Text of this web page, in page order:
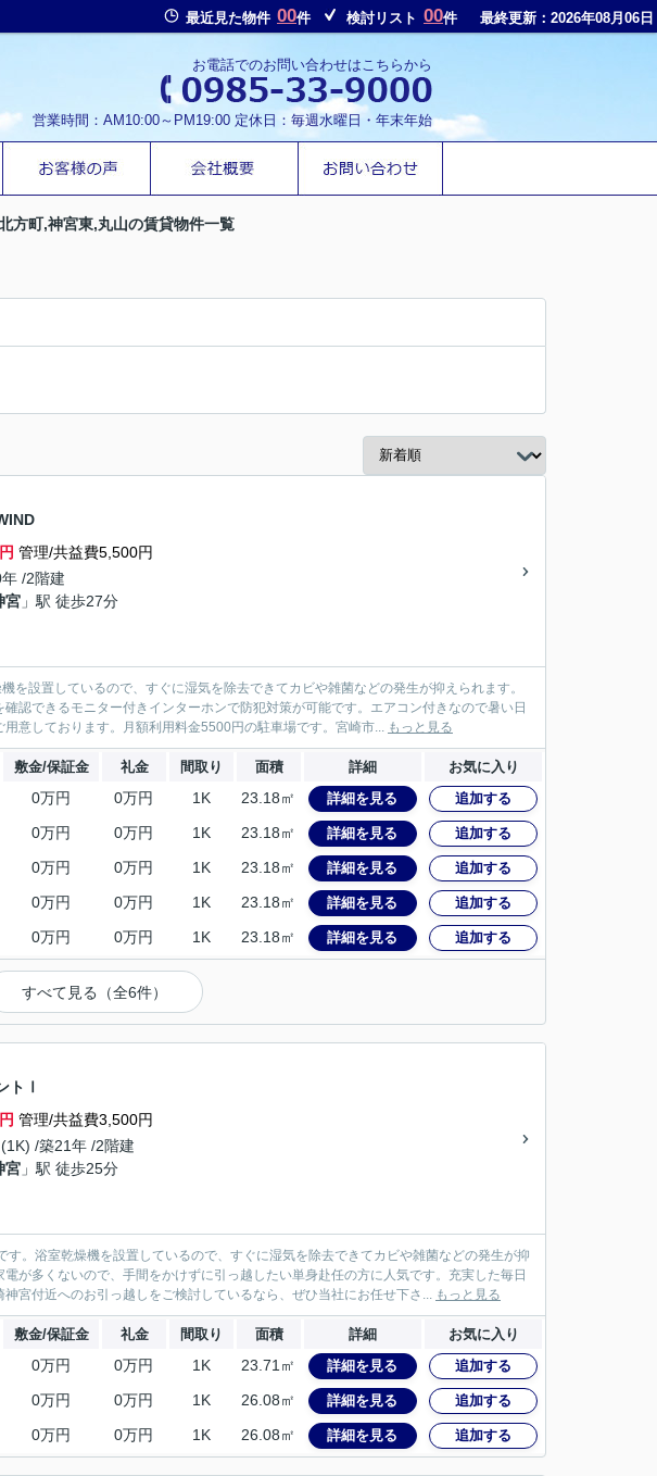
最近見た物件 00件 検討リスト 00件 最終更新：2026年08月06日
お電話でのお問い合わせはこちらから
営業時間：AM10:00～PM19:00 定休日：毎週水曜日・年末年始
方町,神宮東,丸山の賃貸物件一覧
管理/共益費5,500円
/2階建
宮 」駅 徒歩27分
を設置しているので、すぐに湿気を除去できてカビや雑菌などの発生が抑えられます。
認できるモニター付きインターホンで防犯対策が可能です。エアコン付きなので暑い日
意しております。月額利用料金5500円の駐車場です。宮崎市... もっと見る
敷金/保証金 礼金 間取り 面積 詳細 お気に入り
0万円 0万円 1K 23.18㎡ 詳細を見る 追加する
0万円 0万円 1K 23.18㎡ 詳細を見る 追加する
0万円 0万円 1K 23.18㎡ 詳細を見る 追加する
0万円 0万円 1K 23.18㎡ 詳細を見る 追加する
0万円 0万円 1K 23.18㎡ 詳細を見る 追加する
すべて見る（全6件）
トⅠ
管理/共益費3,500円
/築21年 /2階建
宮 」駅 徒歩25分
。浴室乾燥機を設置しているので、すぐに湿気を除去できてカビや雑菌などの発生が抑
が多くないので、手間をかけずに引っ越したい単身赴任の方に人気です。充実した毎日
宮付近へのお引っ越しをご検討しているなら、ぜひ当社にお任せ下さ... もっと見る
敷金/保証金 礼金 間取り 面積 詳細 お気に入り
0万円 0万円 1K 23.71㎡ 詳細を見る 追加する
0万円 0万円 1K 26.08㎡ 詳細を見る 追加する
0万円 0万円 1K 26.08㎡ 詳細を見る 追加する